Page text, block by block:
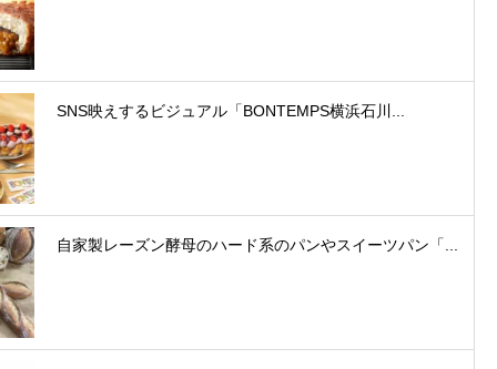
SNS映えするビジュアル「BONTEMPS横浜石川...
自家製レーズン酵母のハード系のパンやスイーツパン「...